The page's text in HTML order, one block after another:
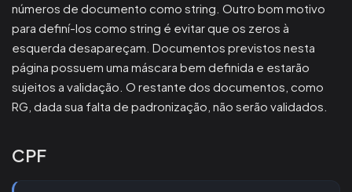
números de documento como string. Outro bom motivo
para definí-los como string é evitar que os zeros à
esquerda desapareçam. Documentos previstos nesta
página possuem uma máscara bem definida e estarão
sujeitos a validação. O restante dos documentos, como
RG, dada sua falta de padronização, não serão validados.
CPF